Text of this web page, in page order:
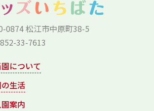
0874 松江市中原町38-5
33-7613
について
生活
案内